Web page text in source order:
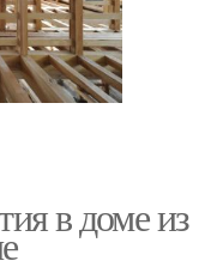
в доме из